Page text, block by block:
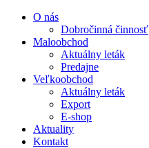
O nás
Dobročinná činnosť
Maloobchod
Aktuálny leták
Predajne
Veľkoobchod
Aktuálny leták
Export
E-shop
Aktuality
Kontakt